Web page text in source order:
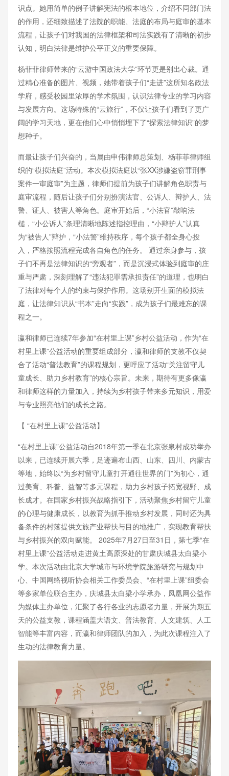
识点。她用简单的例子讲解宪法的根本地位，介绍不同部门法
的作用，还细致描述了法院的职能、法庭的布局与庭审的基本
流程，让孩子们对我国的法律框架和司法实践有了清晰的初步
认知，明白法律是维护公平正义的重要保障。
杨菲菲律师带来的“云游中国政法大学”环节更是别出心裁。通
过精心准备的图片、视频，她带着孩子们“走进”这所知名政法
学府，感受校园里浓厚的学术氛围，认识法律专业的学习内容
与发展方向。这场特殊的“云旅行”，不仅让孩子们看到了更广
阔的学习天地，更在他们心中悄悄埋下了“探索法律知识”的梦
想种子。
而最让孩子们兴奋的，当属由申伟律师总策划、杨菲菲律师组
织的“模拟法庭”活动。本次模拟法庭以“张XX涉嫌盗窃罪刑事
案件一审庭审”为主题，律师们提前为孩子们讲解角色职责与
庭审流程，随后让孩子们分别扮演法官、公诉人、辩护人、法
警、证人、被害人等角色。庭审开始后，“小法官”敲响法
槌，“小公诉人”条理清晰地陈述指控理由，“小辩护人”认真
为“被告人”辩护，“小法警”维持秩序，每个孩子都全身心投
入，严格按照流程完成各自角色的任务。 通过亲身参与，孩
子们不再是法律知识的“旁观者”，而是沉浸式体验到庭审的庄
重与严肃，深刻理解了“违法犯罪需承担责任”的道理，也明白
了法律对每个人的约束与保护作用。这场别开生面的模拟法
庭，让法律知识从“书本”走向“实践”，成为孩子们最难忘的课
程之一。
瀛和律师已连续7年参加“在村里上课”乡村公益活动，作为“在
村里上课”公益活动的重要组成部分，瀛和律师的支教不仅契
合了活动“普法教育”的课程规划，更呼应了活动“关注留守儿
童成长、助力乡村教育”的核心宗旨。未来，期待有更多像瀛
和律师这样的力量加入，持续为乡村孩子带来多元知识，用爱
与专业照亮他们的成长之路。
【 “在村里上课”公益活动】
“在村里上课”公益活动自2018年第一季在北京张泉村成功举办
以来，已连续开展六季，足迹遍布山西、山东、四川、内蒙古
等地，始终以“为乡村留守儿童打开通往世界的门”为初心，通
过美育、科普、益智等多元课程，助力乡村孩子拓宽视野、成
长成才。在国家乡村振兴战略指引下，活动聚焦乡村留守儿童
的心理与健康成长，以教育为抓手推动乡村发展，同时还为具
备条件的村落提供文旅产业帮扶与目的地推广，实现教育帮扶
与乡村振兴的双向赋能。 2025年7月27日至31日，第七季“在
村里上课”公益活动走进黄土高原深处的甘肃庆城县太白梁小
学。本次活动由北京大学城市与环境学院旅游研究与规划中
心、中国网络视听协会相关工作委员会、“在村里上课”组委会
等多家单位联合主办，庆城县太白梁小学承办，凤凰网公益作
为媒体主办单位，汇聚了各行各业的志愿者力量，开展为期五
天的公益支教，课程涵盖大语文、普法教育、人文建筑、人工
智能等丰富内容，而瀛和律师团队的加入，为此次课程注入了
生动的法律教育力量。